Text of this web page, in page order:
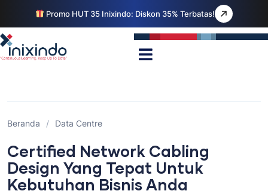
Promo HUT 35 Inixindo: Diskon 35% Terbatas!
Beranda / Data Centre
Certified Network Cabling
Design Yang Tepat Untuk
Kebutuhan Bisnis Anda